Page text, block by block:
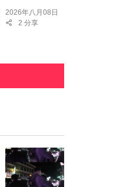
2026年八月08日
2 分享